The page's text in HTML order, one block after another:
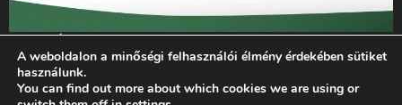
„Az Új Ember katolikus hetilap 2014. évi működésének
támogatását az EGYH-KCP-14-P-0121 sz. támogatási
szerződés keretében 3 000 000 Ft összegben támogatta az
Emberi Erőforrások Minisztériuma.”
A weboldalon a minőségi felhasználói élmény érdekében sütiket
használunk.
You can find out more about which cookies we are using or